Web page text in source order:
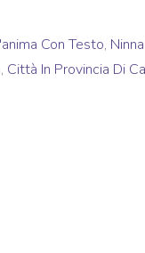
Con Testo,
, Città In Provincia Di